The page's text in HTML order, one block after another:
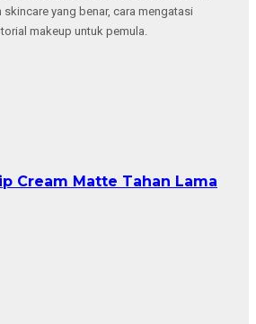
yang benar, cara mengatasi
makeup untuk pemula.
Cream Matte Tahan Lama